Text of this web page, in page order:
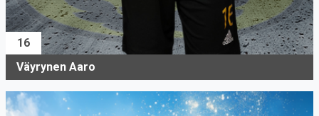
16
Väyrynen Aaro